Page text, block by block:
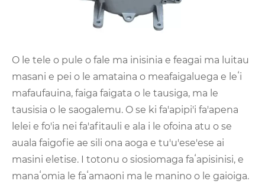
O le tele o pule o fale ma inisinia e feagai ma luitau
masani e pei o le amataina o meafaigaluega e leʻi
mafaufauina, faiga faigata o le tausiga, ma le
tausisia o le saogalemu. O se ki fa'apipi'i fa'apena
lelei e fo'ia nei fa'afitauli e ala i le ofoina atu o se
auala faigofie ae sili ona aoga e tu'u'ese'ese ai
masini eletise. I totonu o siosiomaga faʻapisinisi, e
manaʻomia le faʻamaoni ma le manino o le gaioiga.